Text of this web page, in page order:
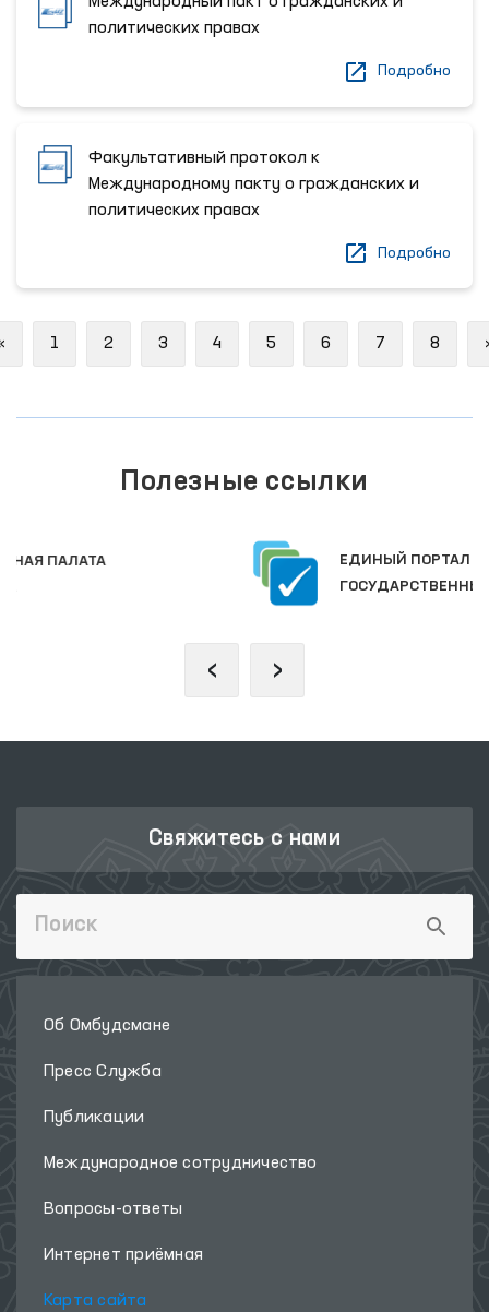
политических правах
Подробно
Факультативный протокол к
Международному пакту о гражданских и
политических правах
Подробно
Previous
1 2 3 4 5 6 7 8
Полезные ссылки
ЕДИНЫЙ ПОРТАЛ ИНТЕРАКТИВНЫХ
ГОСУДАРСТВЕННЫХ УСЛУГ
‹ ›
Свяжитесь с нами
Об Омбудсмане
Пресс Служба
Публикации
Международное сотрудничество
Вопросы-ответы
Интернет приёмная
Карта сайта